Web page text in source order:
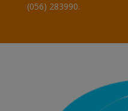
(056) 283990.